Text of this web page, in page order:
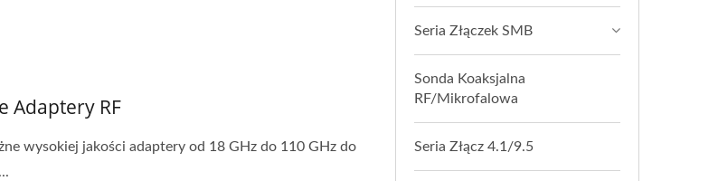
Adaptery RF
wysokiej jakości adaptery od 18 GHz do 110 GHz do
Seria Złączek SMB
Sonda Koaksjalna
RF/Mikrofalowa
Seria Złącz 4.1/9.5